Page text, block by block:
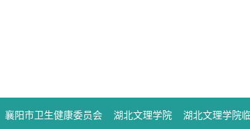
襄阳市卫生健康委员会 湖北文理学院 湖北文理学院